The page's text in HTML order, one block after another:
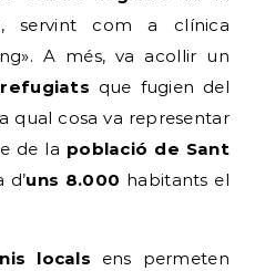
servint com a clínica
A més, va acollir un
que fugien del
qual cosa va representar
de la població de Sant
d’uns 8.000 habitants el
locals ens permeten